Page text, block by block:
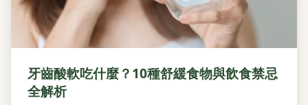
牙齒酸軟吃什麼？10種舒緩食物與飲食禁忌
全解析